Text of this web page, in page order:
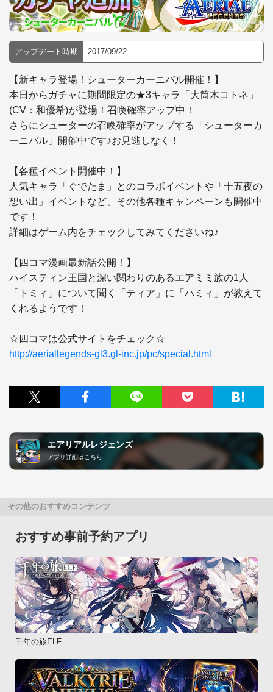
アップデート時期 2017/09/22
【新キャラ登場！シューターカーニバル開催！】
本日からガチャに期間限定の★3キャラ「大筒木コトネ」
(CV：和優希)が登場！召喚確率アップ中！
さらにシューターの召喚確率がアップする「シューターカ
ーニバル」開催中です♪お見逃しなく！
【各種イベント開催中！】
人気キャラ「ぐでたま」とのコラボイベントや「十五夜の
想い出」イベントなど、その他各種キャンペーンも開催中
です！
詳細はゲーム内をチェックしてみてくださいね♪
【四コマ漫画最新話公開！】
ハイスティン王国と深い関わりのあるエアミミ族の1人
「トミィ」について聞く「ティア」に「ハミィ」が教えて
くれるようです！
http://aeriallegends-gl3.gl-inc.jp/pc/special.html
エアリアルレジェンズ
アプリ詳細はこちら
その他のおすすめコンテンツ
おすすめ事前予約アプリ
千年の旅ELF